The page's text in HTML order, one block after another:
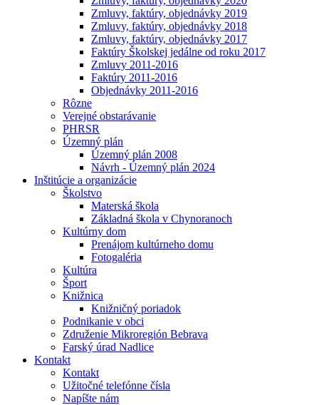
Zmluvy, faktúry, objednávky 2019
Zmluvy, faktúry, objednávky 2018
Zmluvy, faktúry, objednávky 2017
Faktúry Školskej jedálne od roku 2017
Zmluvy 2011-2016
Faktúry 2011-2016
Objednávky 2011-2016
Rôzne
Verejné obstarávanie
PHRSR
Územný plán
Územný plán 2008
Návrh - Územný plán 2024
Inštitúcie a organizácie
Školstvo
Materská škola
Základná škola v Chynoranoch
Kultúrny dom
Prenájom kultúrneho domu
Fotogaléria
Kultúra
Šport
Knižnica
Knižničný poriadok
Podnikanie v obci
Združenie Mikroregión Bebrava
Farský úrad Nadlice
Kontakt
Kontakt
Užitočné telefónne čísla
Napíšte nám